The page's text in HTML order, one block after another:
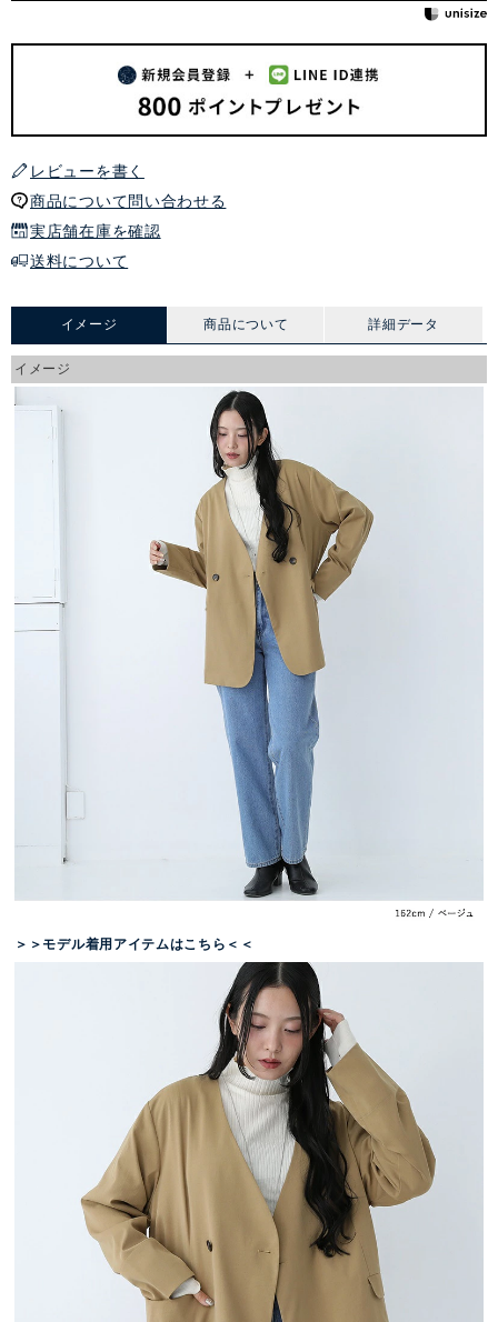
レビューを書く
商品について問い合わせる
実店舗在庫を確認
送料について
イメージ 商品について 詳細データ
イメージ
＞＞モデル着用アイテムはこちら＜＜